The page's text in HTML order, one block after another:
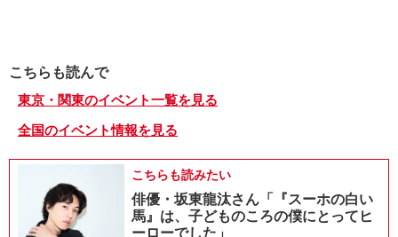
こちらも読んで
東京・関東のイベント一覧を見る
全国のイベント情報を見る
こちらも読みたい
俳優・坂東龍汰さん「『スーホの白い
馬』は、子どものころの僕にとってヒ
ーローでした」